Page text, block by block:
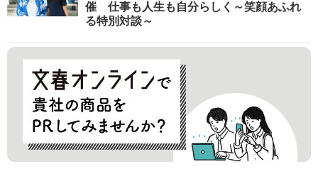
催 仕事も人生も自分らしく～笑顔あふれ
る特別対談～